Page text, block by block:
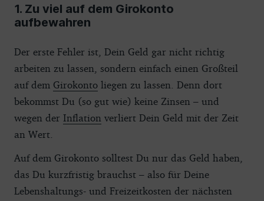
1. Zu viel auf dem Girokonto
aufbewahren
Der erste Fehler ist, Dein Geld gar nicht richtig
arbeiten zu lassen, sondern einfach einen Großteil
auf dem Girokonto liegen zu lassen. Denn dort
bekommst Du (so gut wie) keine Zinsen – und
wegen der Inflation verliert Dein Geld mit der Zeit
an Wert.
Auf dem Girokonto solltest Du nur das Geld haben,
das Du kurzfristig brauchst – also für Deine
Lebenshaltungs- und Freizeitkosten der nächsten